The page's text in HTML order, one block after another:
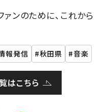
ンのために、これから
報発信 秋田県 音楽
はこちら